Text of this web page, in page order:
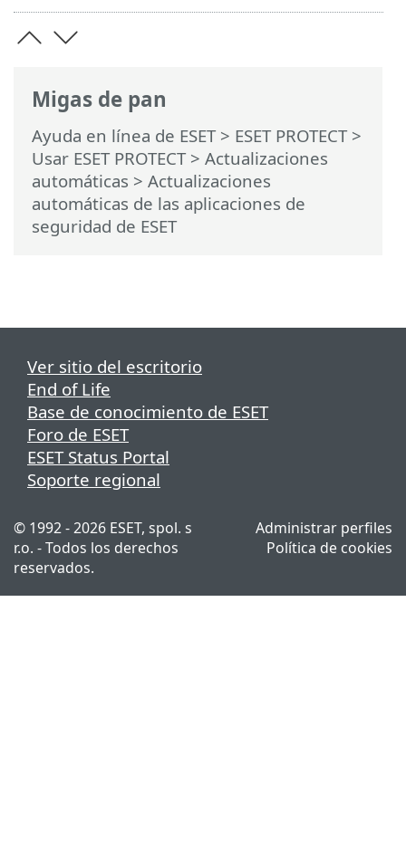
Migas de pan
Ayuda en línea de ESET> ESET PROTECT>
Usar ESET PROTECT> Actualizaciones
automáticas > Actualizaciones
automáticas de las aplicaciones de
seguridad de ESET
Ver sitio del escritorio
End of Life
Base de conocimiento de ESET
Foro de ESET
ESET Status Portal
Soporte regional
© 1992 - 2026 ESET, spol. s
r.o. - Todos los derechos
reservados.
Administrar perfiles
Política de cookies